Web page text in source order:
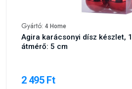
Gyártó: 4 Home
Agira karácsonyi dísz készlet,
átmérő: 5 cm
2 495 Ft